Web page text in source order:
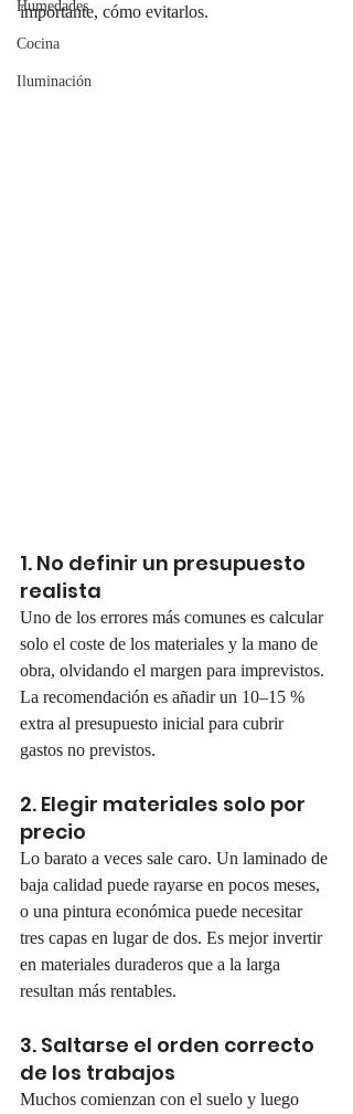
Humedades
Cocina
Iluminación
importante, cómo evitarlos.
1. No definir un presupuesto
realista
Uno de los errores más comunes es calcular
solo el coste de los materiales y la mano de
obra, olvidando el margen para imprevistos.
La recomendación es añadir un 10–15 %
extra al presupuesto inicial para cubrir
gastos no previstos.
2. Elegir materiales solo por
precio
Lo barato a veces sale caro. Un laminado de
baja calidad puede rayarse en pocos meses,
o una pintura económica puede necesitar
tres capas en lugar de dos. Es mejor invertir
en materiales duraderos que a la larga
resultan más rentables.
3. Saltarse el orden correcto
de los trabajos
Muchos comienzan con el suelo y luego